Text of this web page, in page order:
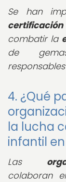
Se han
combatir la
de
4. ¿Qué
la lucha
infantil
Las
colaboran